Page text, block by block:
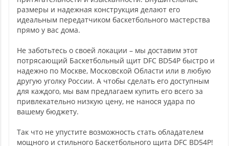
размеры и надежная конструкция делают его
идеальным передатчиком баскетбольного мастерства
прямо у вас дома.
Не заботьтесь о своей локации – мы доставим этот
потрясающий Баскетбольный щит DFC BD54P быстро и
надежно по Москве, Московской Области или в любую
другую уголку России. А чтобы сделать его доступным
для каждого, мы вам предлагаем купить его всего за
привлекательно низкую цену, не нанося удара по
вашему бюджету.
Так что не упустите возможность стать обладателем
мощного и стильного Баскетбольного щита DFC BD54P!